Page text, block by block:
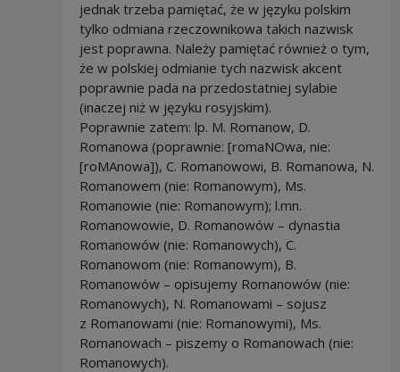
jednak trzeba pamiętać, że w języku polskim
tylko odmiana rzeczownikowa takich nazwisk
jest poprawna. Należy pamiętać również o tym,
że w polskiej odmianie tych nazwisk akcent
poprawnie pada na przedostatniej sylabie
(inaczej niż w języku rosyjskim).
Poprawnie zatem: lp. M. Romanow, D.
Romanowa (poprawnie: [romaNOwa, nie:
[roMAnowa]), C. Romanowowi, B. Romanowa, N.
Romanowem (nie: Romanowym), Ms.
Romanowie (nie: Romanowym); l.mn.
Romanowowie, D. Romanowów – dynastia
Romanowów (nie: Romanowych), C.
Romanowom (nie: Romanowym), B.
Romanowów – opisujemy Romanowów (nie:
Romanowych), N. Romanowami – sojusz
z Romanowami (nie: Romanowymi), Ms.
Romanowach – piszemy o Romanowach (nie:
Romanowych).